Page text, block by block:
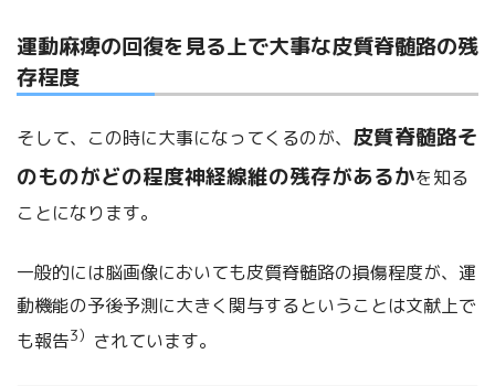
運動麻痺の回復を見る上で大事な皮質脊髄路の残
存程度
そして、この時に大事になってくるのが、 皮質脊髄路そ
のものがどの程度神経線維の残存があるかを知る
ことになります。
一般的には脳画像においても皮質脊髄路の損傷程度が、運
動機能の予後予測に大きく関与するということは文献上で
も報告3） されています。